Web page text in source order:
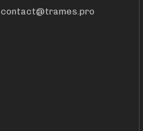
contact@trames.pro